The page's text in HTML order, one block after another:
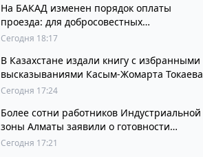
На БАКАД изменен порядок оплаты
проезда: для добросовестных
пользователей стоимость остается
Сегодня 18:17
В Казахстане издали книгу с избранными
высказываниями Касым-Жомарта Токаева
Сегодня 17:24
Более сотни работников Индустриальной
зоны Алматы заявили о готовности
принять участие в выборах членов
Сегодня 17:21